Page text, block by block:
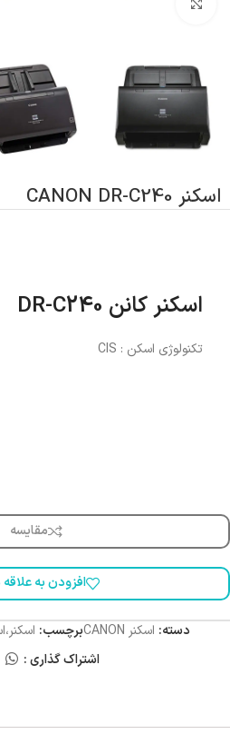
اسکنر CANON DR-C240
اسکنر کانن DR-C240
تکنولوژی اسکن : CIS
مقایسه
افزودن به
دسته: اسکنر CANON برچسب:
اشتراک گذاری :